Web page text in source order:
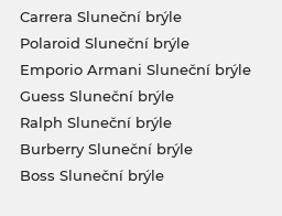
Carrera Sluneční brýle
Polaroid Sluneční brýle
Emporio Armani Sluneční brýle
Guess Sluneční brýle
Ralph Sluneční brýle
Burberry Sluneční brýle
Boss Sluneční brýle